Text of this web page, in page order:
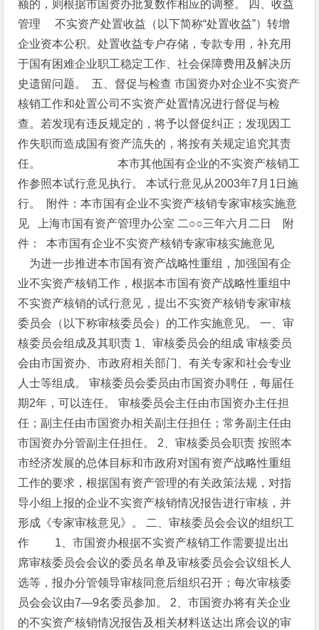
额的，则根据市国资办批复数作相应的调整。
四、收益
管理
不实资产处置收益（以下简称“处置收益”）转增
企业资本公积。处置收益专户存储，专款专用，补充用
于国有困难企业职工稳定工作、社会保障费用及解决历
史遗留问题。
五、督促与检查 市国资办对企业不实资产
核销工作和处置公司不实资产处置情况进行督促与检
查。若发现有违反规定的，将予以督促纠正；发现因工
作失职而造成国有资产流失的，将按有关规定追究其责
任。
本市其他国有企业的不实资产核销工
作参照本试行意见执行。
本试行意见从2003年7月1日施
行。
附件：本市国有企业不实资产核销专家审核实施意
见
上海市国有资产管理办公室 二○○三年六月二日
附
件：
本市国有企业不实资产核销专家审核实施意见
为进一步推进本市国有资产战略性重组，加强国有企
业不实资产核销工作，根据本市国有资产战略性重组中
不实资产核销的试行意见，提出不实资产核销专家审核
委员会（以下称审核委员会）的工作实施意见。
一、审
核委员会组成及其职责 1、审核委员会的组成 审核委员
会由市国资办、市政府相关部门、有关专家和社会专业
人士等组成。
审核委员会委员由市国资办聘任，每届任
期2年，可以连任。
审核委员会主任由市国资办主任担
任；副主任由市国资办相关副主任担任；常务副主任由
市国资办分管副主任担任。
2、审核委员会职责 按照本
市经济发展的总体目标和市政府对国有资产战略性重组
工作的要求，根据国有资产管理的有关政策法规，对指
导小组上报的企业不实资产核销情况报告进行审核，并
形成《专家审核意见》。
二、审核委员会会议的组织工
作
1、市国资办根据不实资产核销工作需要提出出
席审核委员会会议的委员名单及审核委员会会议组长人
选等，报办分管领导审核同意后组织召开；每次审核委
员会会议由7—9名委员参加。
2、市国资办将有关企业
的不实资产核销情况报告及相关材料送达出席会议的审